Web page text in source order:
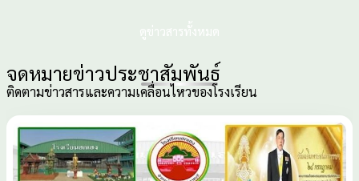
จดหมายข่าวประชาสัมพันธ์
ติดตามข่าวสารและความเคลื่อนไหวของโรงเรียน